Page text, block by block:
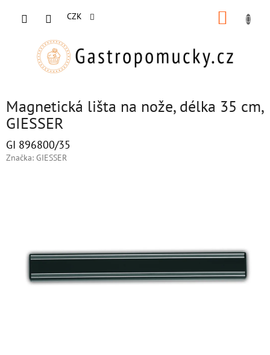
CZK
Magnetická lišta na nože, délka 35 cm,
GIESSER
GI 896800/35
Značka: GIESSER